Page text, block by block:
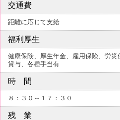
交通費
距離に応じて支給
福利厚生
健康保険、厚生年金、雇用保険、労
貸与、各種手当有
時 間
８：３０～１７：３０
残 業